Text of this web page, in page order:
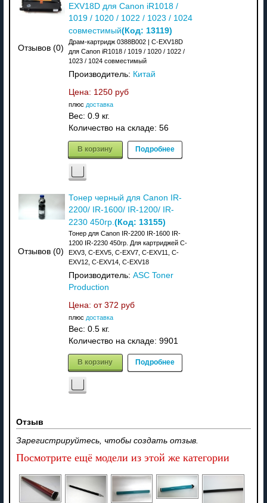
Отзывов (0)
EXV18D для Canon iR1018 /
1019 / 1020 / 1022 / 1023 / 1024
совместимый(Код: 13119)
Драм-картридж 0388B002 | C-EXV18D
для Canon iR1018 / 1019 / 1020 / 1022 /
1023 / 1024 совместимый
Производитель: Китай
Цена: 1250 руб
плюс доставка
Вес: 0.9 кг.
Количество на складе: 56
В корзину Подробнее
Отзывов (0)
Тонер черный для Canon IR-
2200/ IR-1600/ IR-1200/ IR-
2230 450гр. (Код: 13155)
Тонер для Canon IR-2200 IR-1600 IR-
1200 IR-2230 450гр. Для картриджей C-
EXV3, C-EXV5, C-EXV7, C-EXV11, C-
EXV12, C-EXV14, C-EXV18
Производитель: ASC Toner
Production
Цена: от 372 руб
плюс доставка
Вес: 0.5 кг.
Количество на складе: 9901
В корзину Подробнее
Отзыв
Зарегистрируйтесь, чтобы создать отзыв.
Посмотрите ещё модели из этой же категории